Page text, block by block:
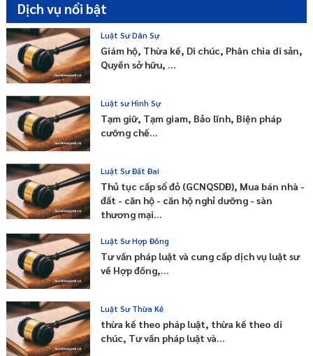
Dịch vụ nổi bật
Luật Sư Dân Sự
Giám hộ, Thừa kế, Di chúc, Phân chia di sản,
Quyền sở hữu, ...
Luật sư Hình Sự
Tạm giữ, Tạm giam, Bảo lĩnh, Biện pháp
cưỡng chế...
Luật Sư Đất Đai
Thủ tục cấp sổ đỏ (GCNQSDĐ), Mua bán nhà -
đất - căn hộ - căn hộ nghỉ dưỡng - sàn
thương mại...
Luật Sư Hợp Đồng
Tư vấn pháp luật và cung cấp dịch vụ luật sư
về Hợp đồng,...
Luật Sư Thừa Kế
thừa kế theo pháp luật, thừa kế theo di
chúc, Tư vấn pháp luật và...